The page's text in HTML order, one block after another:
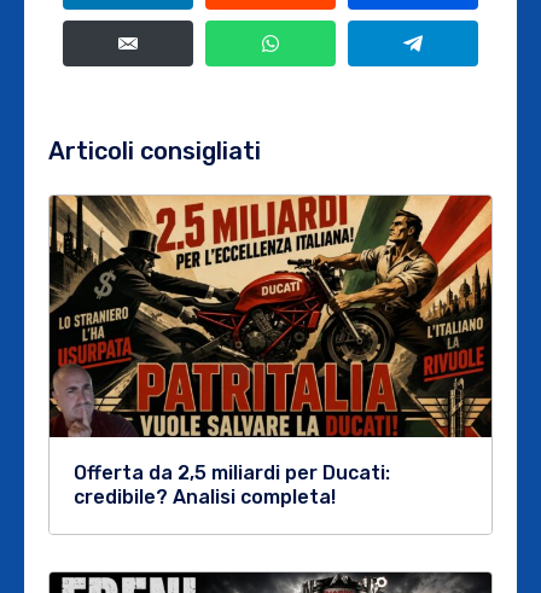
Articoli consigliati
Offerta da 2,5 miliardi per Ducati:
credibile? Analisi completa!